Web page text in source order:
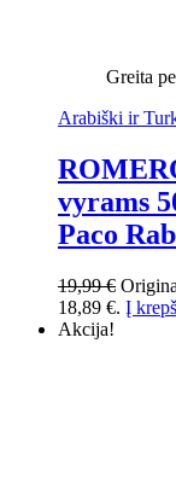
Greita
Arabiški ir
vyrams
Paco
19,99€
18,89 €. Į
Akcija!